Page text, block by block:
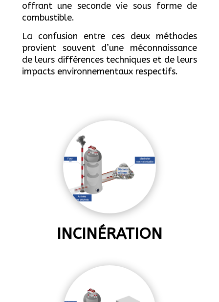
offrant une seconde vie sous forme de
combustible.
La confusion entre ces deux méthodes
provient souvent d’une méconnaissance
de leurs différences techniques et de leurs
impacts environnementaux respectifs.
INCINÉRATION